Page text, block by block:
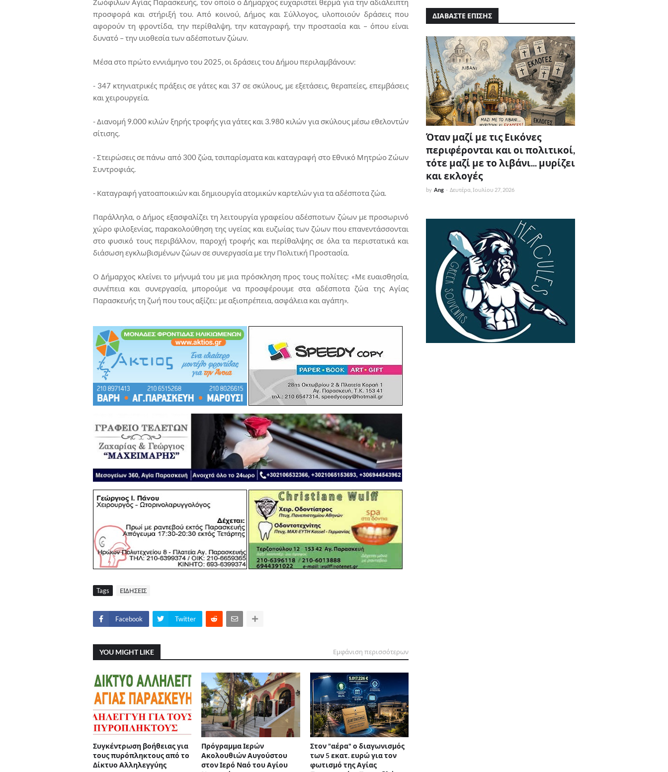
Ζωόφιλων Αγίας Παρασκευής, τον οποίο ο Δήμαρχος ευχαριστεί θερμά για την αδιάλειπτη
προσφορά και στήριξή του. Από κοινού, Δήμος και Σύλλογος, υλοποιούν δράσεις που
αφορούν τη φροντίδα, την περίθαλψη, την καταγραφή, την προστασία και – όπου είναι
δυνατό – την υιοθεσία των αδέσποτων ζώων.
Μέσα στο πρώτο εννιάμηνο του 2025, οι δράσεις του Δήμου περιλαμβάνουν:
- 347 κτηνιατρικές πράξεις σε γάτες και 37 σε σκύλους, με εξετάσεις, θεραπείες, επεμβάσεις
και χειρουργεία.
- Διανομή 9.000 κιλών ξηρής τροφής για γάτες και 3.980 κιλών για σκύλους μέσω εθελοντών
σίτισης.
- Στειρώσεις σε πάνω από 300 ζώα, τσιπαρίσματα και καταγραφή στο Εθνικό Μητρώο Ζώων
Συντροφιάς.
- Καταγραφή γατοαποικιών και δημιουργία ατομικών καρτελών για τα αδέσποτα ζώα.
Παράλληλα, ο Δήμος εξασφαλίζει τη λειτουργία γραφείου αδέσποτων ζώων με προσωρινό
χώρο φιλοξενίας, παρακολούθηση της υγείας και ευζωίας των ζώων που επανεντάσσονται
στο φυσικό τους περιβάλλον, παροχή τροφής και περίθαλψης σε όλα τα περιστατικά και
διάσωση εγκλωβισμένων ζώων σε συνεργασία με την Πολιτική Προστασία.
Ο Δήμαρχος κλείνει το μήνυμά του με μια πρόσκληση προς τους πολίτες: «Με ευαισθησία,
συνέπεια και συνεργασία, μπορούμε να προσφέρουμε στα αδέσποτα ζώα της Αγίας
Παρασκευής τη ζωή που τους αξίζει: με αξιοπρέπεια, ασφάλεια και αγάπη».
Tags ΕΙΔΗΣΕΙΣ
Facebook Twitter
YOU MIGHT LIKE Εμφάνιση περισσότερων
Συγκέντρωση βοήθειας για
τους πυρόπληκτους από το
Δίκτυο Αλληλεγγύης
Πρόγραμμα Ιερών
Ακολουθιών Αυγούστου
στον Ιερό Ναό του Αγίου
Στον "αέρα" ο διαγωνισμός
των 5 εκατ. ευρώ για τον
φωτισμό της Αγίας
ΔΙΑΒΑΣΤΕ ΕΠΙΣΗΣ
Όταν μαζί με τις Εικόνες
περιφέρονται και οι πολιτικοί,
τότε μαζί με το λιβάνι... μυρίζει
και εκλογές
by Ang - Δευτέρα, Ιουλίου 27, 2026